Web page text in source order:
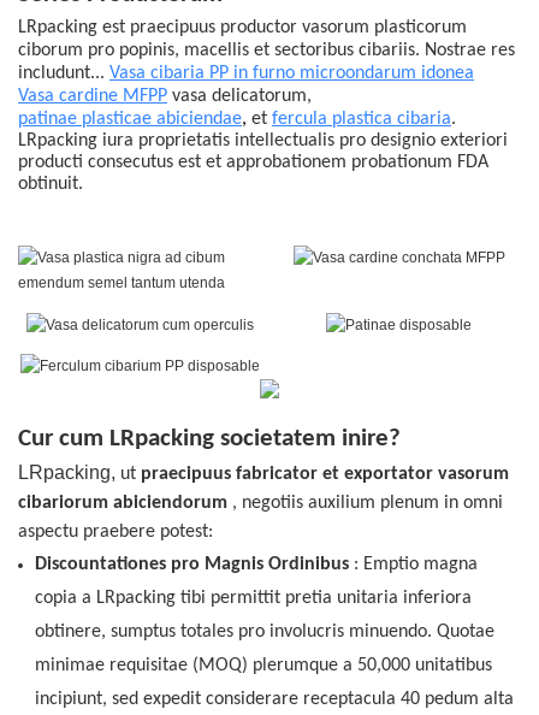
LRpacking est praecipuus productor vasorum plasticorum
ciborum pro popinis, macellis et sectoribus cibariis. Nostrae res
includunt... Vasa cibaria PP in furno microondarum idonea
Vasa cardine MFPP vasa delicatorum,
patinae plasticae abiciendae, et fercula plastica cibaria.
LRpacking iura proprietatis intellectualis pro designio exteriori
producti consecutus est et approbationem probationum FDA
obtinuit.
Cur cum LRpacking societatem inire?
LRpacking, ut praecipuus fabricator et exportator vasorum
cibariorum abiciendorum , negotiis auxilium plenum in omni
aspectu praebere potest:
Discountationes pro Magnis Ordinibus : Emptio magna
copia a LRpacking tibi permittit pretia unitaria inferiora
obtinere, sumptus totales pro involucris minuendo. Quotae
minimae requisitae (MOQ) plerumque a 50,000 unitatibus
incipiunt, sed expedit considerare receptacula 40 pedum alta